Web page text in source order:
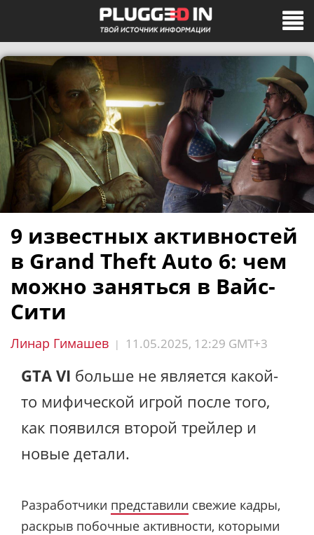
9 известных активностей
в Grand Theft Auto 6: чем
можно заняться в Вайс-
Сити
Линар Гимашев | 11.05.2025, 12:29 GMT+3
GTA VI больше не является какой-
то мифической игрой после того,
как появился второй трейлер и
новые детали.
Разработчики представили свежие кадры,
раскрыв побочные активности, которыми